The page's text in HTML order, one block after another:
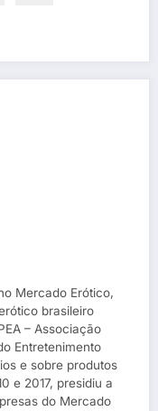
Mercado Erótico,
brasileiro
– Associação
Entretenimento
e sobre produtos
e 2017, presidiu a
do Mercado